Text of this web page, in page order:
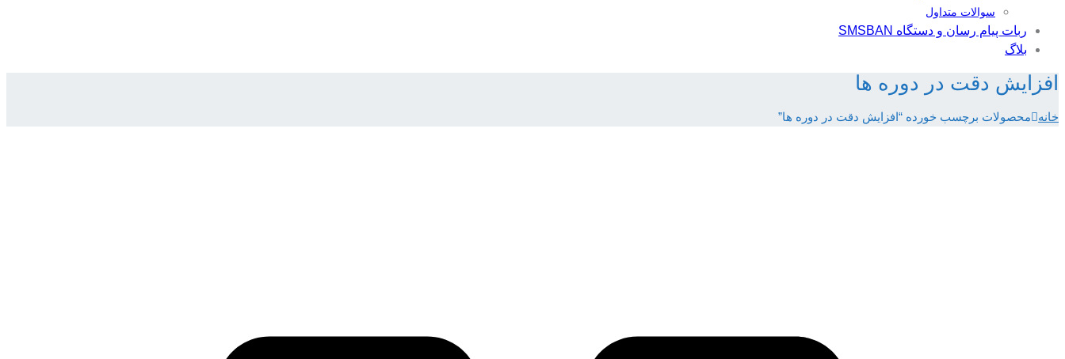
سوالات متداول
ربات پیام رسان و دستگاه SMSBAN
بلاگ
افزایش دقت در دوره ها
خانه محصولات برچسب خورده “افزایش دقت در دوره ها”